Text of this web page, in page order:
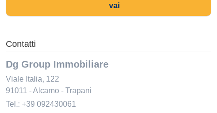
vai
Contatti
Dg Group Immobiliare
Viale Italia, 122
91011 -Alcamo - Trapani
Tel.: +39 092430061